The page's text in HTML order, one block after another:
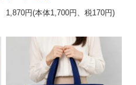
1,870円(本体1,700円、税170円)